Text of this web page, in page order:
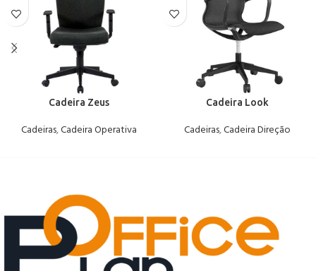
Cadeira Zeus
Cadeiras,Cadeira Operativa
Cadeira Look
Cadeiras,Cadeira Direção